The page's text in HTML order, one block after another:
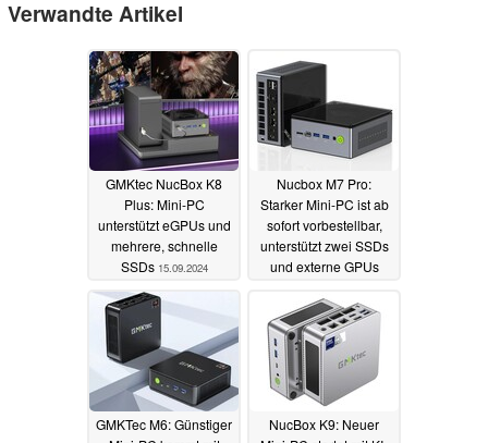
Verwandte Artikel
GMKtec NucBox K8
Plus: Mini-PC
unterstützt eGPUs und
mehrere, schnelle
SSDs 15.09.2024
Nucbox M7 Pro:
Starker Mini-PC ist ab
sofort vorbestellbar,
unterstützt zwei SSDs
und externe GPUs
GMKTec M6: Günstiger
NucBox K9: Neuer